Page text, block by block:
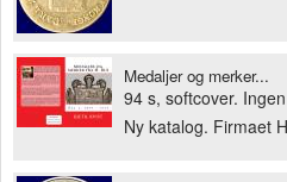
Medaljer og merker...
94 s, softcover.
Ny katalog. Firmaet